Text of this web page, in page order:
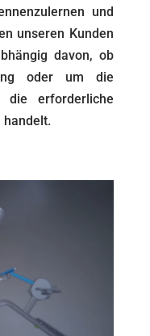
und
unseren Kunden
davon, ob
oder um die
die erforderliche
handelt.